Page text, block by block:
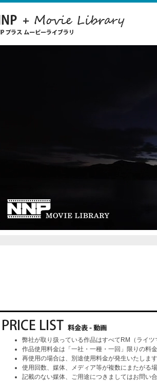
弊社が取り扱っている作品はすべてRM（ライツ
作品使用料金は「一社・一種・一回」限りの料金
再使用の場合は、別途使用料金が発生いたしま
使用回数、媒体、メディア等が複数にまたがる
記載のない媒体、ご用途につきましてはお問い合